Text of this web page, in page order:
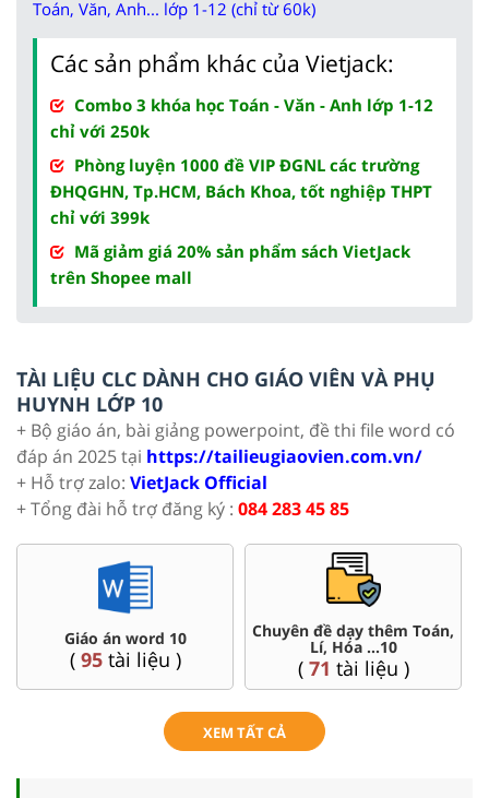
Toán, Văn, Anh... lớp 1-12 (chỉ từ 60k)
Các sản phẩm khác của Vietjack:
Combo 3 khóa học Toán - Văn - Anh lớp 1-12
chỉ với 250k
Phòng luyện 1000 đề VIP ĐGNL các trường
ĐHQGHN, Tp.HCM, Bách Khoa, tốt nghiệp THPT
chỉ với 399k
Mã giảm giá 20% sản phẩm sách VietJack
trên Shopee mall
TÀI LIỆU CLC DÀNH CHO GIÁO VIÊN VÀ PHỤ
HUYNH LỚP 10
+ Bộ giáo án, bài giảng powerpoint, đề thi file word có
đáp án 2025 tại https://tailieugiaovien.com.vn/
+ Hỗ trợ zalo: VietJack Official
+ Tổng đài hỗ trợ đăng ký : 084 283 45 85
Giáo án word 10
( 95tài liệu )
Chuyên đề dạy thêm Toán,
Lí, Hóa ...10
( 71 tài liệu )
XEM TẤT CẢ